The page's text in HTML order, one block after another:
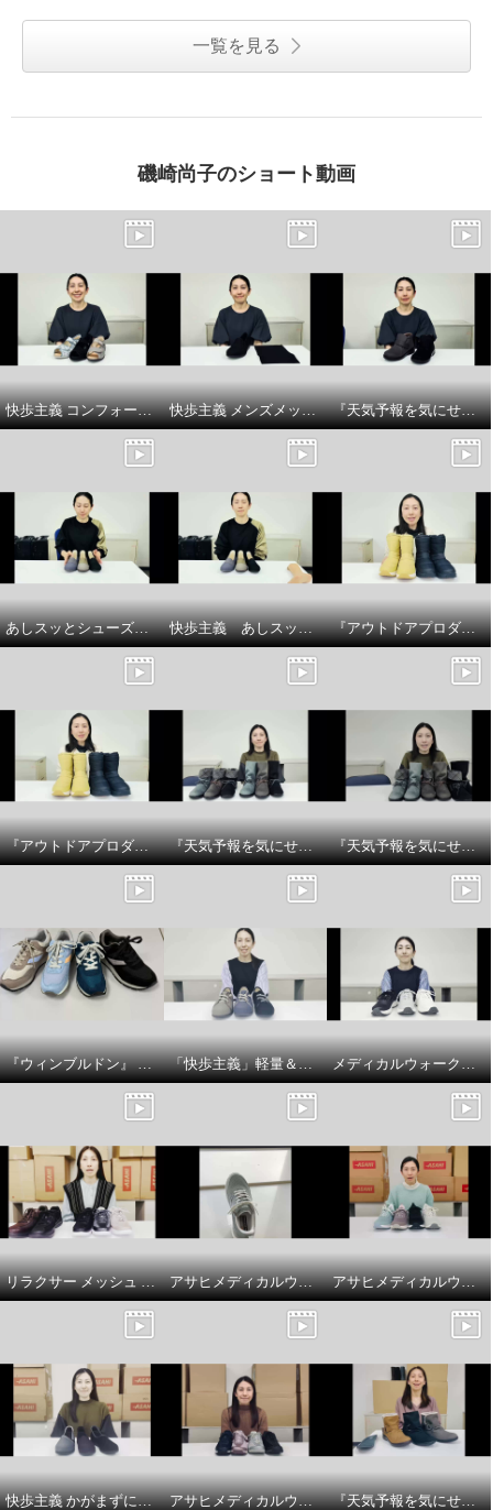
一覧を見る
磯崎尚子のショート動画
快歩主義 コンフォートサンダルシューズ商品説明 快歩主義 メンズメッシュスリッポンシューズ商品 説明 『天気予報を気にせず履けるトップドライ』ベルト付きショートブーツの商品紹介とサイズについてです
あしスッとシューズサイズについて 快歩主義 あしスッとシューズ 商品説明 『アウトドアプロダクツ』 防水厚底ウィンターブーツのサイズについてです
『アウトドアプロダクツ』 防水厚底ウィンターブーツ商品説明です 『天気予報を気にせず履けるトップドライ』スエード調チェック柄2WAYブーツの紹介 『天気予報を気にせず履けるトップドライ』スエード調チェック柄2WAYブーツのサイズ感についてです
『ウィンブルドン』 スニーカーで 紐の色を変えてアレンジを楽しんでみましょう♪ 「快歩主義」軽量＆脱ぎ履きラクラク！ゴム紐シューズの商品紹介とサイズについてです メディカルウォークファスナー付 やわらか合皮スニーカー ＳＨＭプラスの商品説明とサイズについて
リラクサー メッシュ サイドファスナー付 スニーカーの商品紹介とサイズ選びのポイント アサヒメディカルウォーク ファスナー付スニーカー ＳＨＭプラス履き方のポイント アサヒメディカルウォーク ファスナー付スニーカー ＳＨＭプラスの紹介とサイズについて
快歩主義 かがまずに履ける やわらかスリッポン 商品説明とサイズについて アサヒメディカルウォークメッシュスニーカーのご紹介 『天気予報を気にせず履けるトップドライ』 寒冷地仕様 ベルト付ミドルブーツの紹介とサイズについて